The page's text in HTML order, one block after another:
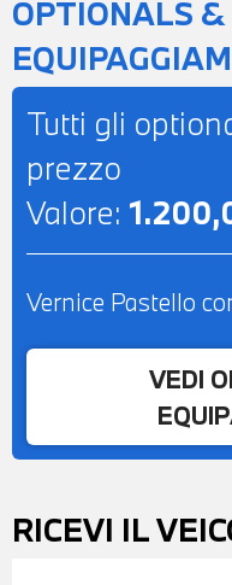
OPTIONALS &
Tutti gli
prezzo
Valore:
Vernice Pastello
VEDI
RICEVI IL